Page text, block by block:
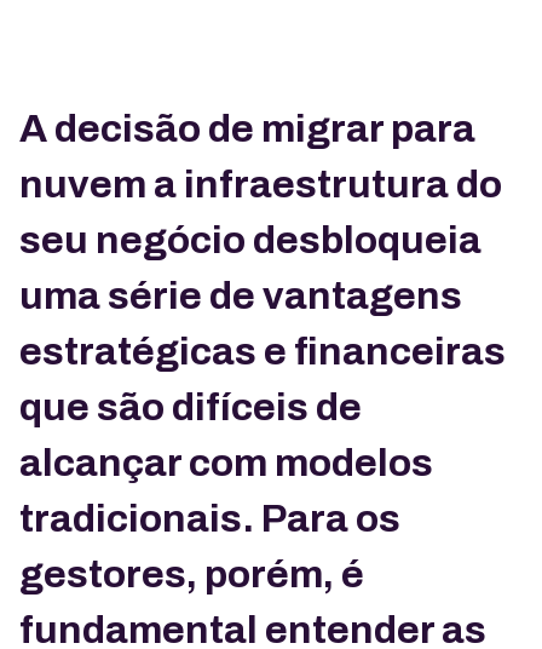
A decisão de migrar para
nuvem a infraestrutura do
seu negócio desbloqueia
uma série de vantagens
estratégicas e financeiras
que são difíceis de
alcançar com modelos
tradicionais. Para os
gestores, porém, é
fundamental entender as